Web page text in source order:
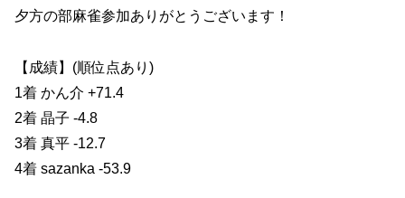
夕方の部麻雀参加ありがとうございます！
【成績】(順位点あり)
1着 かん介 +71.4
2着 晶子 -4.8
3着 真平 -12.7
4着 sazanka -53.9